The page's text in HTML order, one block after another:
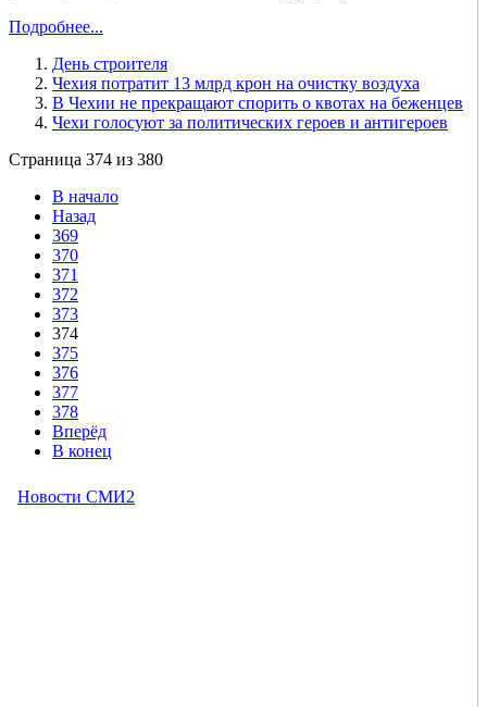
Подробнее...
День строителя
Чехия потратит 13 млрд крон на очистку воздуха
В Чехии не прекращают спорить о квотах на беженцев
Чехи голосуют за политических героев и антигероев
Страница 374 из 380
В начало
Назад
369
370
371
372
373
374
375
376
377
378
Вперёд
В конец